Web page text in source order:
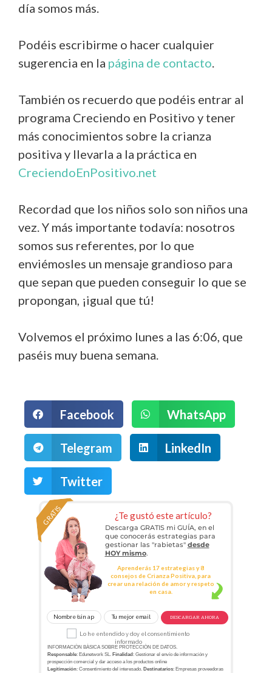
día somos más.
Podéis escribirme o hacer cualquier
sugerencia en la página de contacto.
También os recuerdo que podéis entrar al
programa Creciendo en Positivo y tener
más conocimientos sobre la crianza
positiva y llevarla a la práctica en
CreciendoEnPositivo.net
Recordad que los niños solo son niños una
vez. Y más importante todavía: nosotros
somos sus referentes, por lo que
enviémosles un mensaje grandioso para
que sepan que pueden conseguir lo que se
propongan, ¡igual que tú!
Volvemos el próximo lunes a las 6:06, que
paséis muy buena semana.
Facebook WhatsApp
Telegram LinkedIn
Twitter
¿Te gustó este artículo?
GRATIS
Descarga GRATIS mi GUÍA, en el
que conocerás estrategias para
gestionar las "rabietas" desde
HOY mismo.
Aprenderás 17 estrategias y 8
consejos de Crianza Positiva, para
crear una relación de amor y respeto
en casa.
INFORMACIÓN BÁSICA SOBRE PROTECCIÓN DE DATOS.
Responsable: Edunetwork SL. Finalidad : Gestionar el envío de información y
prospección comercial y dar acceso a los productos online
Legitimación: Consentimiento del interesado. Destinatarios: Empresas proveedoras
Lo he entendido y doy el consentimiento
informado
DESCARGAR AHORA